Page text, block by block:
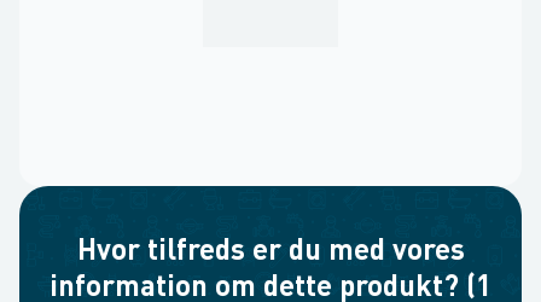
Hvor tilfreds er du med vores
information om dette produkt? (1